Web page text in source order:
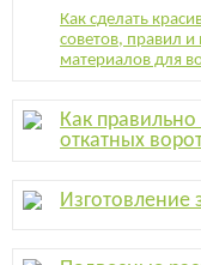
Как сделать
советов, правил
материалов для
Как
откатных
Изготовление